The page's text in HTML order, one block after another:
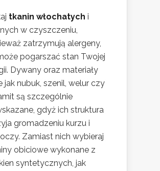
tkanin włochatych i
w czyszczeniu,
zatrzymują alergeny,
pogarszać stan Twojej
Dywany oraz materiały
jak nubuk, szenil, welur czy
są szczególnie
gdyż ich struktura
gromadzeniu kurzu i
Zamiast nich wybieraj
obiciowe wykonane z
syntetycznych, jak